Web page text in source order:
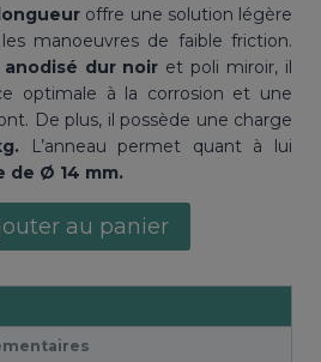
offre une solution légère
manoeuvres de faible friction.
anodisé dur noir et poli miroir, il
optimale à la corrosion et une
De plus, il possède une charge
L’anneau permet quant à lui
de Ø 14 mm.
au panier